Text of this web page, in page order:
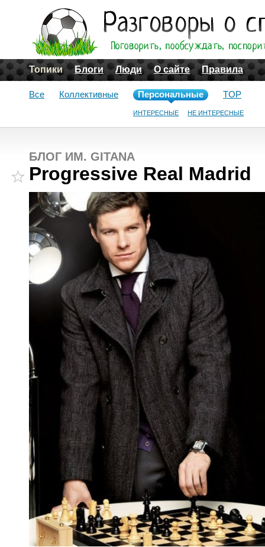
Топики Блоги Люди О сайте Правила
Все Коллективные Персональные
ИНТЕРЕСНЫЕ НЕ ИНТЕРЕСНЫЕ
TOP
БЛОГ ИМ. GITANA
Progressive Real Madrid